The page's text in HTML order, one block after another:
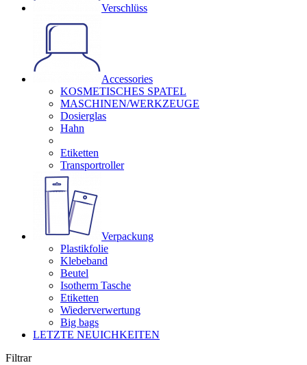
Verschlüss
Accessories
KOSMETISCHES SPATEL
MASCHINEN/WERKZEUGE
Dosierglas
Hahn
Etiketten
Transportroller
Verpackung
Plastikfolie
Klebeband
Beutel
Isotherm Tasche
Etiketten
Wiederverwertung
Big bags
LETZTE NEUICHKEITEN
Filtrar